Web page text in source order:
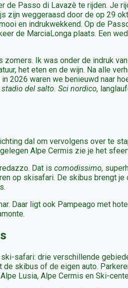
de Passo di Lavazè te rijden. Je
zijn weggeraasd door de op 29
en indrukwekkend. Op de
de MarciaLonga plaats. Een
zomers. Ik was onder de indruk
het eten en de wijn. Na alle
2026 waren we benieuwd naar
del salto. Sci nordico,
dal om vervolgens over te
Alpe Cermis zie je het
Dat is comodissimo,
op skisafari. De skibus brengt je
Daar ligt ook Pampeago met
safari: drie verschillende
skibus of de eigen auto.
Lusia, Alpe Cermis en Ski-